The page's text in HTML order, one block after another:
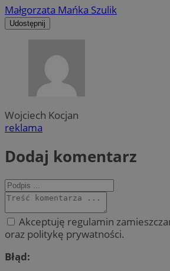
Małgorzata Mańka Szulik
Udostępnij
Wojciech Kocjan
reklama
Dodaj komentarz
Akceptuję regulamin
oraz politykę prywatności.
Błąd: